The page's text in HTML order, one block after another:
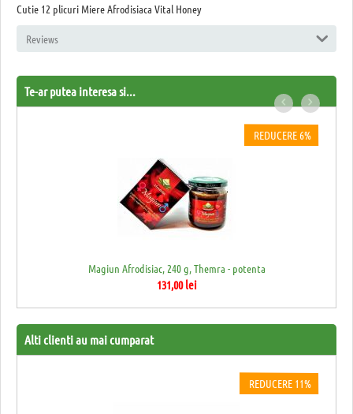
Cutie 12 plicuri Miere Afrodisiaca Vital Honey
Reviews
Te-ar putea interesa si...
REDUCERE 6%
Magiun Afrodisiac, 240 g, Themra - potenta
131,00 lei
Alti clienti au mai cumparat
REDUCERE 11%